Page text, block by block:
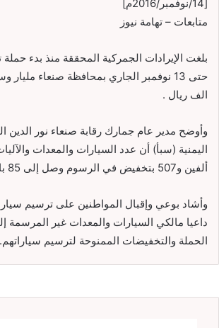
[14/نوفمبر/2016م]
متابعات – تهامة نيوز
بلغت الإيرادات الجمركية المحققة منذ بدء
الف ريال .
وأوضح مدير عام جمارك رقابة صنعاء نور الدين
اليمنية (سبأ) أن عدد السيارات والمعدات
ألفين و507 بتخفيض في الرسوم وصل إلى 85 بالمائة.
وأشاد بوعي وإقبال المواطنين على ترسيم
داعيا مالكي السيارات والمعدات غير المرسمة
الحملة والتخفيضات الممنوحة لترسيم سياراتهم.